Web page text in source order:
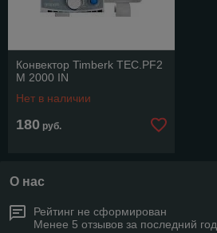
Конвектор Timberk TEC.PF2
M 2000 IN
Нет в наличии
180 руб.
О нас
Рейтинг не сформирован
Менее 5 отзывов за последний год